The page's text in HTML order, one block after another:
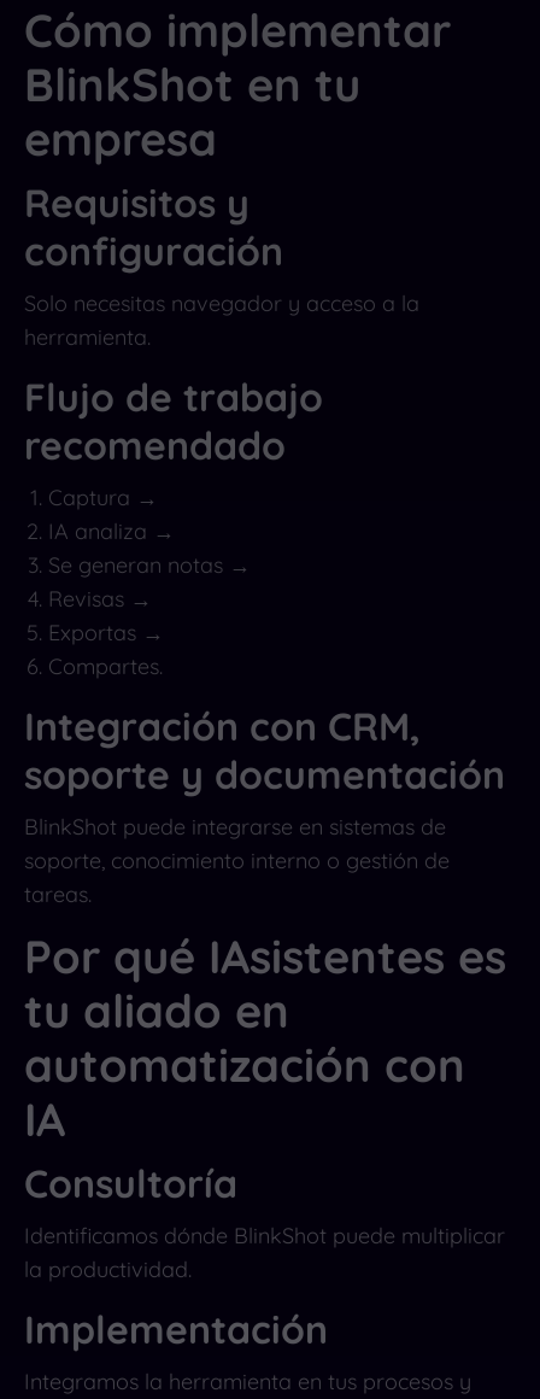
Cómo implementar
BlinkShot en tu
empresa
Requisitos y
configuración
Solo necesitas navegador y acceso a la
herramienta.
Flujo de trabajo
recomendado
Captura →
IA analiza →
Se generan notas →
Revisas →
Exportas →
Compartes.
Integración con CRM,
soporte y documentación
BlinkShot puede integrarse en sistemas de
soporte, conocimiento interno o gestión de
tareas.
Por qué IAsistentes es
tu aliado en
automatización con
IA
Consultoría
Identificamos dónde BlinkShot puede multiplicar
la productividad.
Implementación
Integramos la herramienta en tus procesos y